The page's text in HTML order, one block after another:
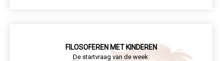
FILOSOFEREN MET KINDEREN
De startvraag van de week: